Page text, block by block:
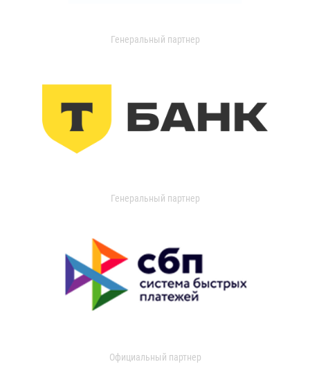
Генеральный партнер
Генеральный партнер
Официальный партнер